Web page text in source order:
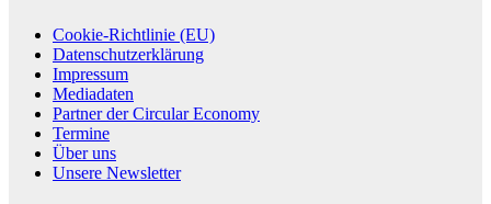
Cookie-Richtlinie (EU)
Datenschutzerklärung
Impressum
Mediadaten
Partner der Circular Economy
Termine
Über uns
Unsere Newsletter